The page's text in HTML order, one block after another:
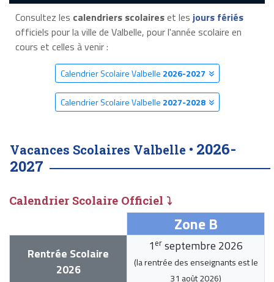
Consultez les calendriers scolaireset les jours fériés
officiels pour la ville de Valbelle, pour l'année scolaire en
cours et celles à venir :
Calendrier Scolaire Valbelle 2026-2027
Calendrier Scolaire Valbelle 2027-2028
Vacances Scolaires Valbelle • 2026-
2027
Calendrier Scolaire Officiel ⤵
Zone B
Rentrée Scolaire
2026
1 er septembre 2026
(la rentrée des enseignants est le
31 août 2026)